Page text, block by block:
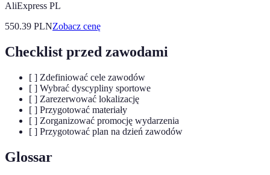
AliExpress PL
550.39 PLNZobacz cenę
Checklist przed zawodami
[ ] Zdefiniować cele zawodów
[ ] Wybrać dyscypliny sportowe
[ ] Zarezerwować lokalizację
[ ] Przygotować materiały
[ ] Zorganizować promocję wydarzenia
[ ] Przygotować plan na dzień zawodów
Glossar